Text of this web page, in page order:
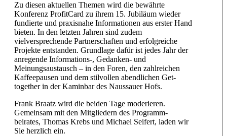
Zu diesen aktuellen Themen wird die bewährte
Konferenz ProfitCard zu ihrem 15. Jubiläum wieder
fundierte und praxisnahe Informationen aus erster Hand
bieten. In den letzten Jahren sind zudem
vielversprechende Partnerschaften und erfolgreiche
Projekte entstanden. Grundlage dafür ist jedes Jahr der
anregende Informations-, Gedanken- und
Meinungsaustausch – in den Foren, den zahlreichen
Kaffeepausen und dem stilvollen abendlichen Get-
together in der Kaminbar des Naussauer Hofs.
Frank Braatz wird die beiden Tage moderieren.
Gemeinsam mit den Mitgliedern des Programm-
beirates, Thomas Krebs und Michael Seifert, laden wir
Sie herzlich ein.